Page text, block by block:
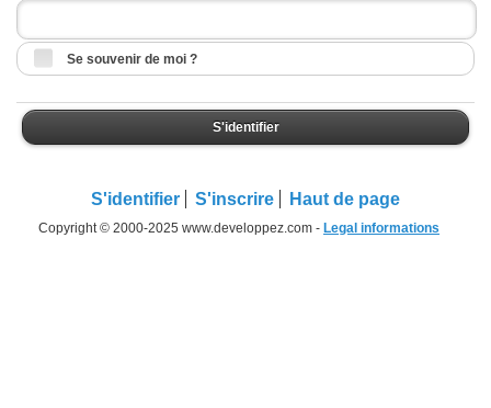
Se souvenir de moi ?
S'identifier
S'identifier S'inscrire Haut de page
Copyright © 2000-2025 www.developpez.com - Legal informations